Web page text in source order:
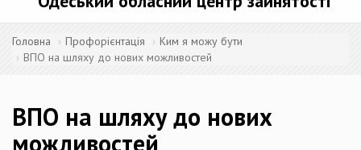
Головна Профорієнтація
Ким я можу бути
ВПО на шляху до нових можливостей
ВПО на шляху до нових
можливостей